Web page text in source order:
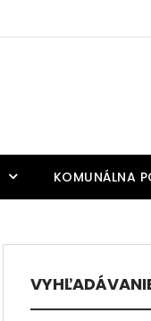
KOMUNÁLNA